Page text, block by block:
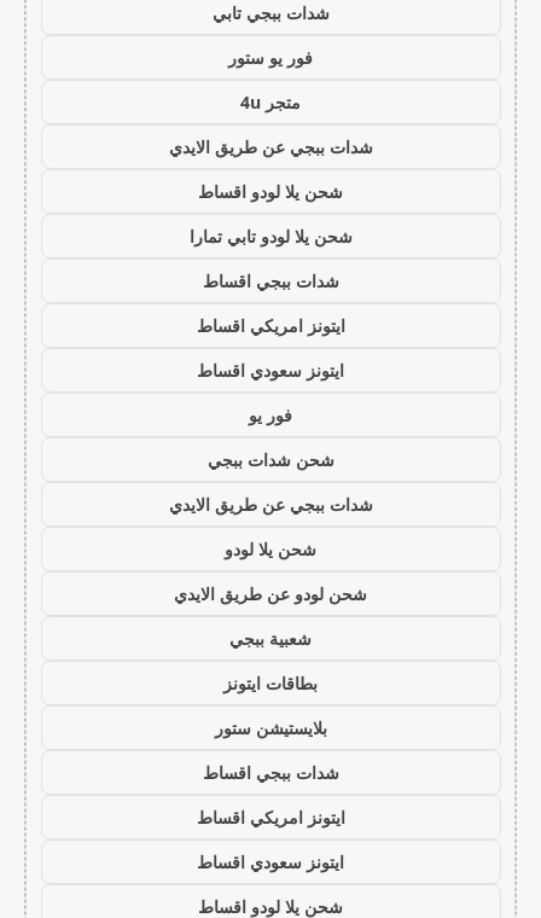
شدات ببجي تابي
فور يو ستور
متجر 4u
شدات ببجي عن طريق الايدي
شحن يلا لودو اقساط
شحن يلا لودو تابي تمارا
شدات ببجي اقساط
ايتونز امريكي اقساط
ايتونز سعودي اقساط
فور يو
شحن شدات ببجي
شدات ببجي عن طريق الايدي
شحن يلا لودو
شحن لودو عن طريق الايدي
شعبية ببجي
بطاقات ايتونز
بلايستيشن ستور
شدات ببجي اقساط
ايتونز امريكي اقساط
ايتونز سعودي اقساط
شحن يلا لودو اقساط